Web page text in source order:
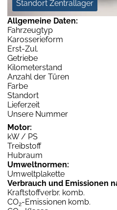
Standort Zentrallager
Allgemeine Daten:
Fahrzeugtyp
Karosserieform
Erst-Zul.
Getriebe
Kilometerstand
Anzahl der Türen
Farbe
Standort
Lieferzeit
Unsere Nummer
Motor:
kW / PS
Treibstoff
Hubraum
Umweltnormen:
Umweltplakette
Verbrauch und Emissionen
Kraftstoffverbr. komb.
CO2-Emissionen komb.